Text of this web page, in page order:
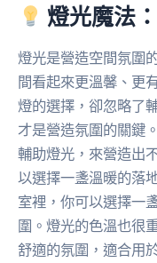
燈光魔法
燈光是營造空間氛圍
間看起來更溫馨、更
燈的選擇，卻忽略了
才是營造氛圍的關鍵
輔助燈光，來營造出
以選擇一盞溫暖的落
室裡，你可以選擇一
圍。燈光的色溫也很
舒適的氛圍，適合用